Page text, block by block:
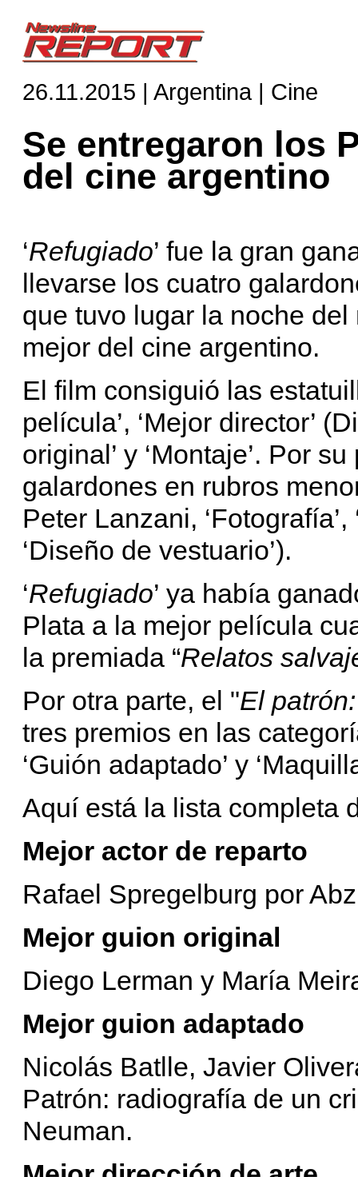
26.11.2015 | Argentina | Cine
Se entregaron los
del cine argentino
‘Refugiado’ fue la gran
llevarse los cuatro
que tuvo lugar la noche
mejor del cine argentino.
El film consiguió las
película’, ‘Mejor director’
original’ y ‘Montaje’. Por su
galardones en rubros
Peter Lanzani, ‘Fotografía’,
‘Diseño de vestuario’).
‘Refugiado’ ya había
Plata a la mejor película
la premiada “Relatos
Por otra parte, el "El
tres premios en las
‘Guión adaptado’ y
Aquí está la lista completa
Mejor actor de reparto
Rafael Spregelburg por
Mejor guion original
Diego Lerman y María
Mejor guion adaptado
Nicolás Batlle, Javier
Patrón: radiografía de un
Neuman.